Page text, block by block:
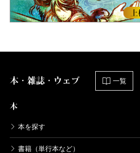
本・雑誌・ウェブ 一覧
本
本を探す
書籍（単行本など）